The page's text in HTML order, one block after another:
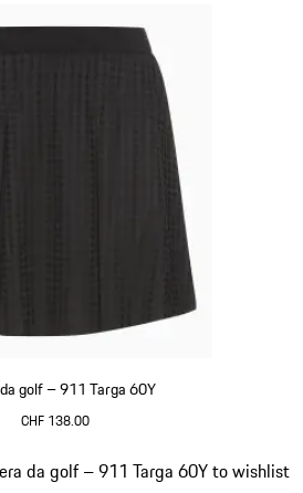
golf – 911 Targa 60Y
CHF 138.00
da golf – 911 Targa 60Y to wishlist